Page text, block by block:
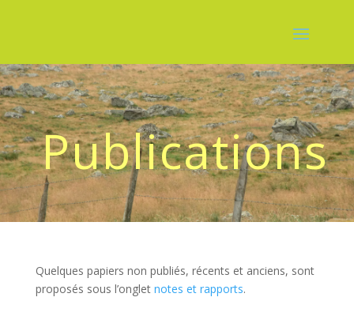
Publications
Quelques papiers non publiés, récents et anciens, sont
proposés sous l’onglet notes et rapports.